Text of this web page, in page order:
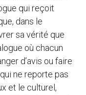
qui reçoit
dans le
sa vérité que
où chacun
d’avis ou faire
ne reporte pas
et le culturel,